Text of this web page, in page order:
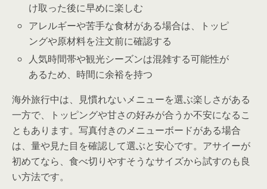
け取った後に早めに楽しむ
アレルギーや苦手な食材がある場合は、トッピ
ングや原材料を注文前に確認する
人気時間帯や観光シーズンは混雑する可能性が
あるため、時間に余裕を持つ
海外旅行中は、見慣れないメニューを選ぶ楽しさがある
一方で、トッピングや甘さの好みが合うか不安になるこ
ともあります。写真付きのメニューボードがある場合
は、量や見た目を確認して選ぶと安心です。アサイーが
初めてなら、食べ切りやすそうなサイズから試すのも良
い方法です。